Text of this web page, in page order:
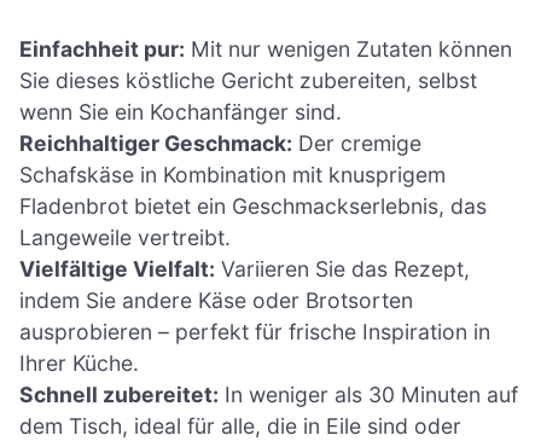
Einfachheit pur: Mit nur wenigen Zutaten können
Sie dieses köstliche Gericht zubereiten, selbst
wenn Sie ein Kochanfänger sind.
Reichhaltiger Geschmack: Der cremige
Schafskäse in Kombination mit knusprigem
Fladenbrot bietet ein Geschmackserlebnis, das
Langeweile vertreibt.
Vielfältige Vielfalt: Variieren Sie das Rezept,
indem Sie andere Käse oder Brotsorten
ausprobieren – perfekt für frische Inspiration in
Ihrer Küche.
Schnell zubereitet: In weniger als 30 Minuten auf
dem Tisch, ideal für alle, die in Eile sind oder